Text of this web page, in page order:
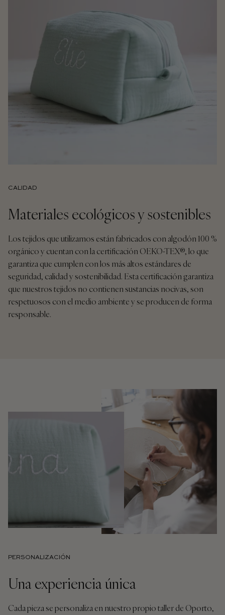
CALIDAD
Materiales ecológicos y sostenibles
Los tejidos que utilizamos están fabricados con algodón 100 %
orgánico y cuentan con la certificación OEKO-TEX®, lo que
garantiza que cumplen con los más altos estándares de
seguridad, calidad y sostenibilidad. Esta certificación garantiza
que nuestros tejidos no contienen sustancias nocivas, son
respetuosos con el medio ambiente y se producen de forma
responsable.
PERSONALIZACIÓN
Una experiencia única
Cada pieza se personaliza en nuestro propio taller de Oporto,